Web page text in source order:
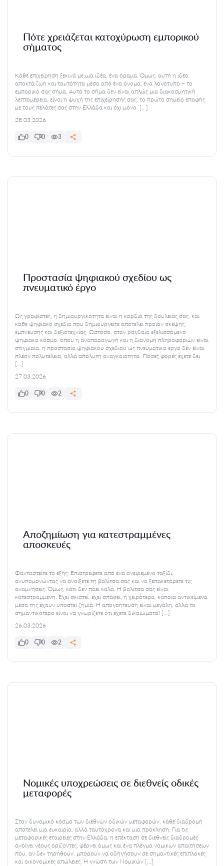
Πότε χρειάζεται κατοχύρωση εμπορικού
σήματος
Κάθε επιχείρηση ξεκινά με μια ιδέα, ένα όραμα. Όμως, αυτή η ιδέα
αποκτά ζωή και ταυτότητα μέσα από ένα όνομα, ένα λογότυπο – το
εμπορικό σας σήμα. Αυτό το σήμα δεν είναι απλώς μια διακοσμητική
λεπτομέρεια, είναι η ψυχή της επιχείρησής σας, το πρώτο σημείο επαφής
με τους πελάτες σας στην Ελλάδα και όχι μόνο. […]
28.03.2026
0 0 3
Προστασία ψηφιακού σχεδίου ως
πνευματικό έργο
Ως γραφίστες, η δημιουργικότητα είναι η καρδιά της δουλειάς σας, και
κάθε ψηφιακό σχέδιο που δημιουργείτε αποτελεί προϊόν σκέψης,
έμπνευσης και δεξιοτεχνίας. Ωστόσο, στον ραγδαία εξελισσόμενο
ψηφιακό κόσμο, όπου η αναπαραγωγή και η διανομή πληροφοριών είναι
στιγμιαία, η προστασία ψηφιακού σχεδίου ως πνευματικό έργο δεν είναι
πλέον πολυτέλεια, αλλά απόλυτη αναγκαιότητα. Πόσες φορές έχετε δει
[…]
27.03.2026
0 0 2
Αποζημίωση για κατεστραμμένες
αποσκευές
Φανταστείτε το εξής: Επιστρέφετε από ένα ονειρεμένο ταξίδι,
ανυπομονώντας να ανοίξετε τη βαλίτσα σας και να ξεπακετάρετε τις
αναμνήσεις. Όμως, κάτι δεν πάει καλά. Η βαλίτσα σας είναι
κατεστραμμένη. Έχει σκιστεί, έχει σπάσει, ή χειρότερα, κάποια αντικείμενα
μέσα της έχουν υποστεί ζημιά. Η απογοήτευση είναι μεγάλη, αλλά το
σημαντικότερο είναι να γνωρίζετε ότι έχετε δικαιώματα! […]
26.03.2026
0 0 2
Νομικές υποχρεώσεις σε διεθνείς οδικές
μεταφορές
Στον δυναμικό κόσμο των διεθνών οδικών μεταφορών, κάθε διαδρομή
αποτελεί μια ευκαιρία, αλλά ταυτόχρονα και μια πρόκληση. Για τις
μεταφορικές εταιρείες στην Ελλάδα, η επέκταση σε διεθνείς διαδρομές
ανοίγει νέους ορίζοντες, φέρνει όμως και ένα πλέγμα νομικών απαιτήσεων
που, αν δεν τηρηθούν, μπορούν να οδηγήσουν σε σημαντικές επιπλοκές
και οικονομικές απώλειες. Η γνώση των Νομικών […]